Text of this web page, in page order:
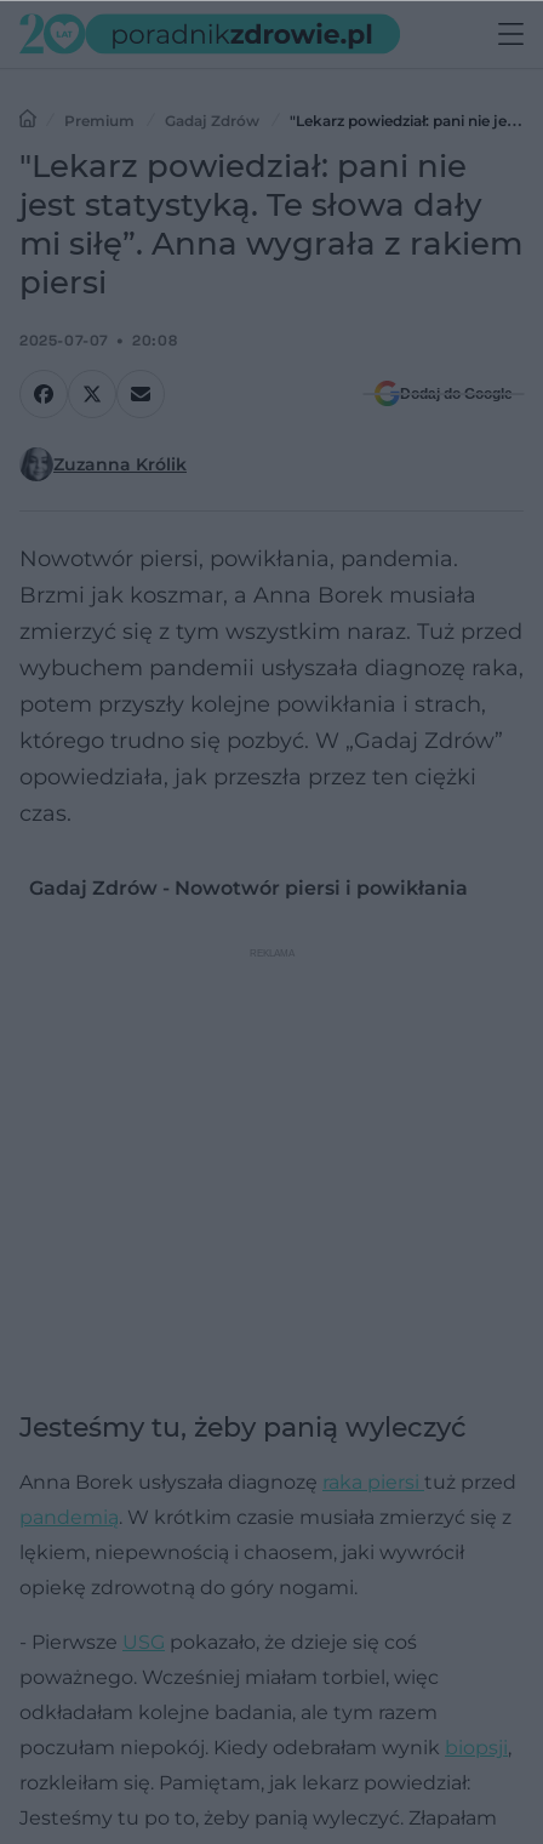
Premium Gadaj Zdrów
"Lekarz powiedział: pani nie jest
statystyką. Te słowa dały mi siłę”. Anna wygrała z rakiem piersi
"Lekarz powiedział: pani nie
jest statystyką. Te słowa dały
mi siłę”. Anna wygrała z rakiem
piersi
2025-07-07 20:08
Dodaj do Google
Zuzanna Królik
Nowotwór piersi, powikłania, pandemia.
Brzmi jak koszmar, a Anna Borek musiała
zmierzyć się z tym wszystkim naraz. Tuż przed
wybuchem pandemii usłyszała diagnozę raka,
potem przyszły kolejne powikłania i strach,
którego trudno się pozbyć. W „Gadaj Zdrów”
opowiedziała, jak przeszła przez ten ciężki
czas.
Gadaj Zdrów - Nowotwór piersi i powikłania
Jesteśmy tu, żeby panią wyleczyć
Anna Borek usłyszała diagnozę raka piersi tuż przed
pandemią. W krótkim czasie musiała zmierzyć się z
lękiem, niepewnością i chaosem, jaki wywrócił
opiekę zdrowotną do góry nogami.
- Pierwsze USG pokazało, że dzieje się coś
poważnego. Wcześniej miałam torbiel, więc
odkładałam kolejne badania, ale tym razem
poczułam niepokój. Kiedy odebrałam wynik biopsji,
rozkleiłam się. Pamiętam, jak lekarz powiedział:
Jesteśmy tu po to, żeby panią wyleczyć. Złapałam